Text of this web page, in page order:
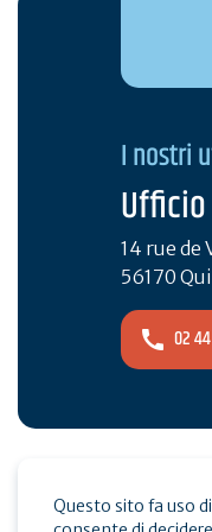
I nostri
14 rue de
56170
02
Spazio pro
Questo sito fa uso